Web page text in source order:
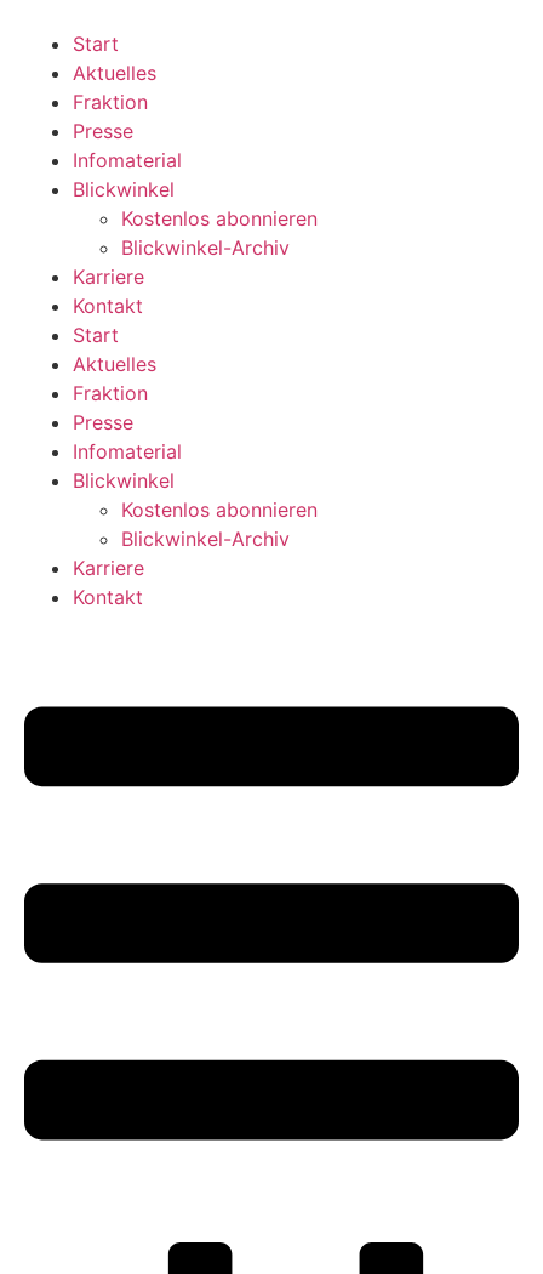
wechseln
Start
Aktuelles
Fraktion
Presse
Infomaterial
Blickwinkel
Kostenlos abonnieren
Blickwinkel-Archiv
Karriere
Kontakt
Start
Aktuelles
Fraktion
Presse
Infomaterial
Blickwinkel
Kostenlos abonnieren
Blickwinkel-Archiv
Karriere
Kontakt